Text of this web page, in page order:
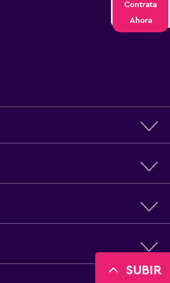
SUBIR
Contrata
Ahora